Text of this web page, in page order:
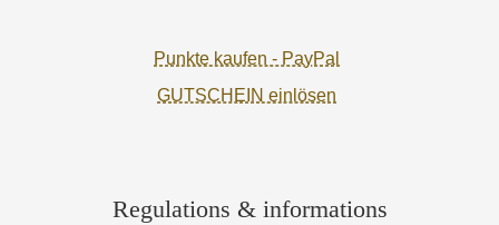
Punkte kaufen - PayPal
GUTSCHEIN einlösen
Regulations & informations